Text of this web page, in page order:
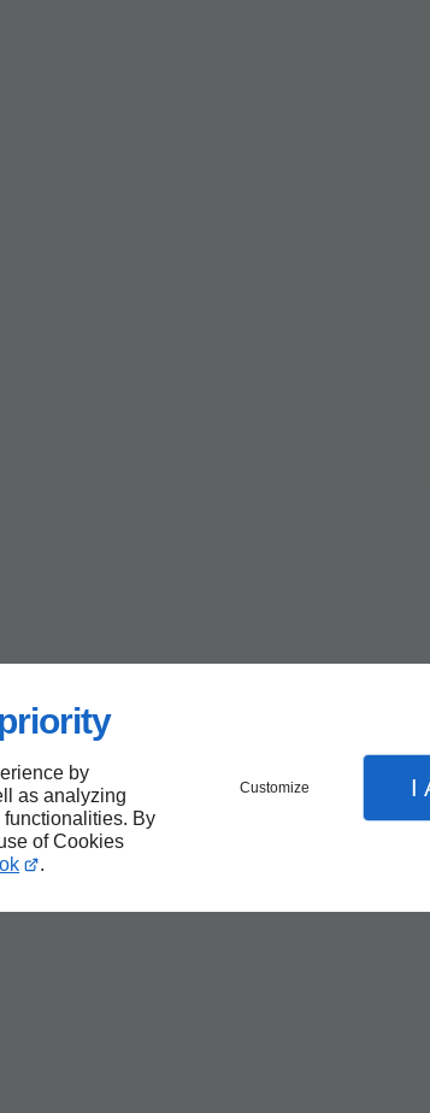
by
as analyzing
By
of Cookies
.
Customize I